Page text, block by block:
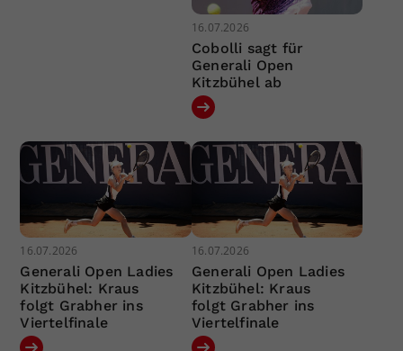
16.07.2026
Cobolli sagt für
Generali Open
Kitzbühel ab
16.07.2026
Generali Open Ladies
Kitzbühel: Kraus
folgt Grabher ins
Viertelfinale
16.07.2026
Generali Open Ladies
Kitzbühel: Kraus
folgt Grabher ins
Viertelfinale